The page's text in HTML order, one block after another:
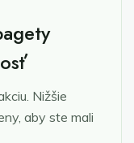
Nižšie
aby ste mali